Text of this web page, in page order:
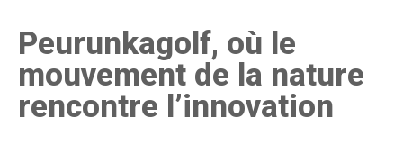
Peurunkagolf, où le
mouvement de la nature
rencontre l’innovation